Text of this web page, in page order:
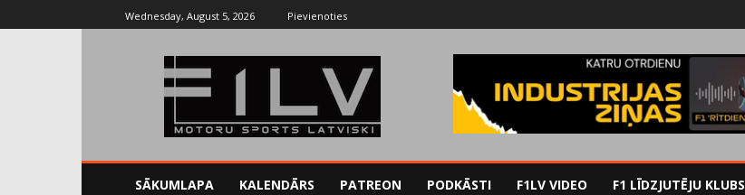
Wednesday, August 5, 2026 Pievienoties
SĀKUMLAPA KALENDĀRS PATREON PODKĀSTI F1LV VIDEO F1 LĪDZJUTĒJU KLUBS